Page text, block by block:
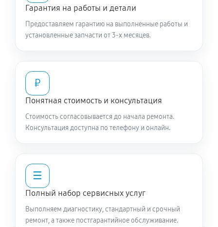
Гарантия на работы и детали
Предоставляем гарантию на выполненные работы и
установленные запчасти от 3-х месяцев.
₽
Понятная стоимость и консультация
Стоимость согласовывается до начала ремонта.
Консультация доступна по телефону и онлайн.
☰
Полный набор сервисных услуг
Выполняем диагностику, стандартный и срочный
ремонт, а также постгарантийное обслуживание.